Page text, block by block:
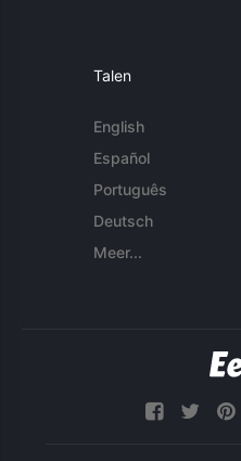
Talen
English
Español
Português
Deutsch
Meer...